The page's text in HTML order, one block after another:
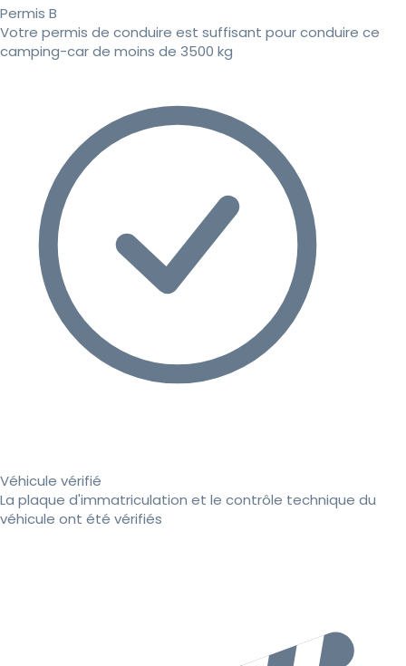
Permis B
Votre permis de conduire est suffisant pour conduire ce
camping-car de moins de 3500 kg
Véhicule vérifié
La plaque d'immatriculation et le contrôle technique du
véhicule ont été vérifiés